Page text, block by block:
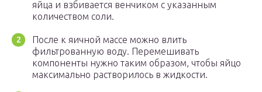
яйца и взбивается венчиком с указанным
количеством соли.
После к яичной массе можно влить
фильтрованную воду. Перемешивать
компоненты нужно таким образом, чтобы яйцо
максимально растворилось в жидкости.